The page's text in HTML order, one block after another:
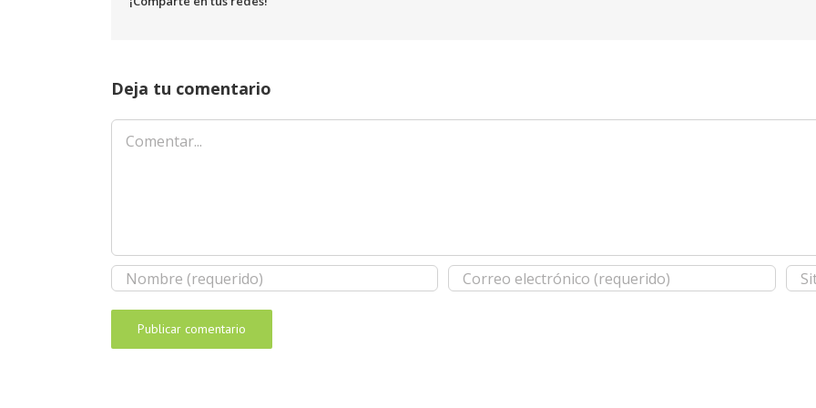
Deja tu comentario
Comentar